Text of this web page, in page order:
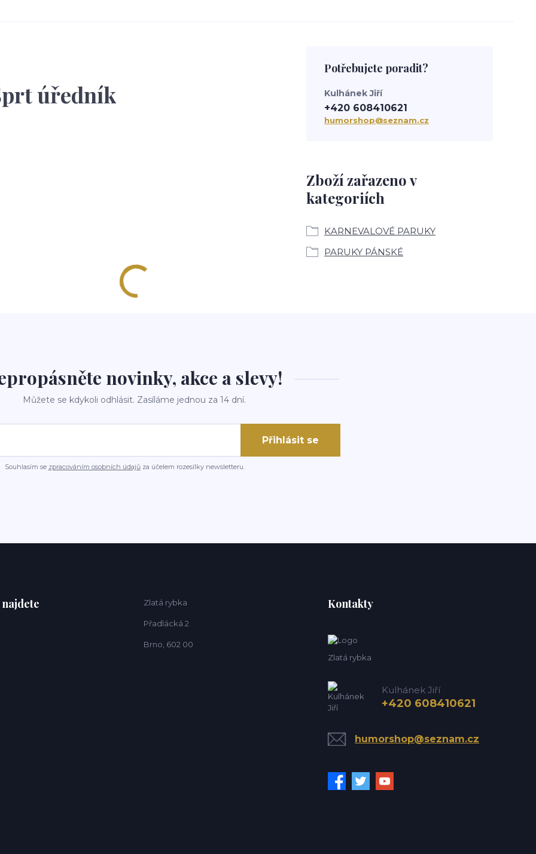
úředník
Zboží zařazeno v
kategoriích
KARNEVALOVÉ PARUKY
PARUKY PÁNSKÉ
Potřebujete poradit?
Kulhánek Jiří
+420 608410621
humorshop@seznam.cz
novinky, akce a slevy!
Můžete se kdykoli odhlásit. Zasíláme jednou za 14 dní.
Přihlásit se
Souhlasím se zpracováním osobních údajůza účelem rozesílky newsletteru.
Zlatá rybka
Přadlácká 2
Brno, 602 00
Kontakty
Zlatá rybka
Kulhánek Jiří
+420 608410621
humorshop@seznam.cz